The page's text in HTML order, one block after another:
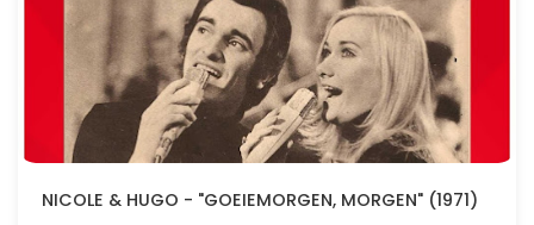
NICOLE & HUGO - "GOEIEMORGEN, MORGEN" (1971)